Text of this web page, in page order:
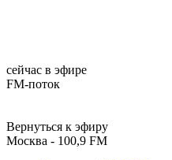
сейчас в эфире
FM-поток
Вернуться к эфиру
Москва - 100,9 FM